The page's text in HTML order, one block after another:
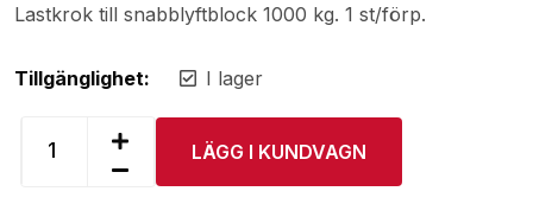
Lastkrok till snabblyftblock 1000 kg. 1 st/förp.
Tillgänglighet: I lager
LÄGG I KUNDVAGN